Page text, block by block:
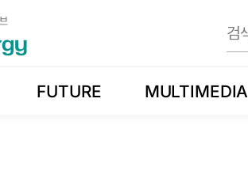
FUTURE MULTIMEDIA